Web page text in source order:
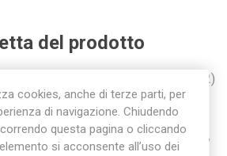
del prodotto
(12)
(6), rain bird (11) , elettrovalvola (8)
, elettrovalvola femmina (6),
(6) , 1" maschio (5), 1" femmina
,
cookies, anche di terze parti, per
di navigazione. Chiudendo
questa pagina o cliccando
si acconsente all’uso dei